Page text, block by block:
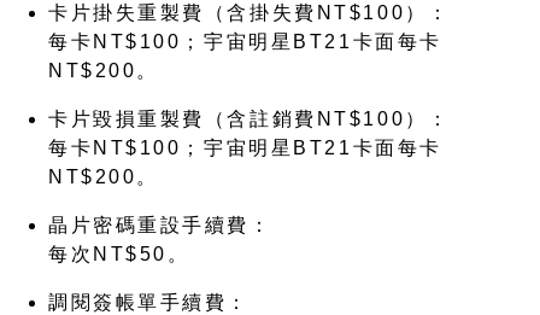
卡片掛失重製費（含掛失費NT$100）：
每卡NT$100；宇宙明星BT21卡面每卡
NT$200。
卡片毀損重製費（含註銷費NT$100）：
每卡NT$100；宇宙明星BT21卡面每卡
NT$200。
晶片密碼重設手續費：
每次NT$50。
調閱簽帳單手續費：